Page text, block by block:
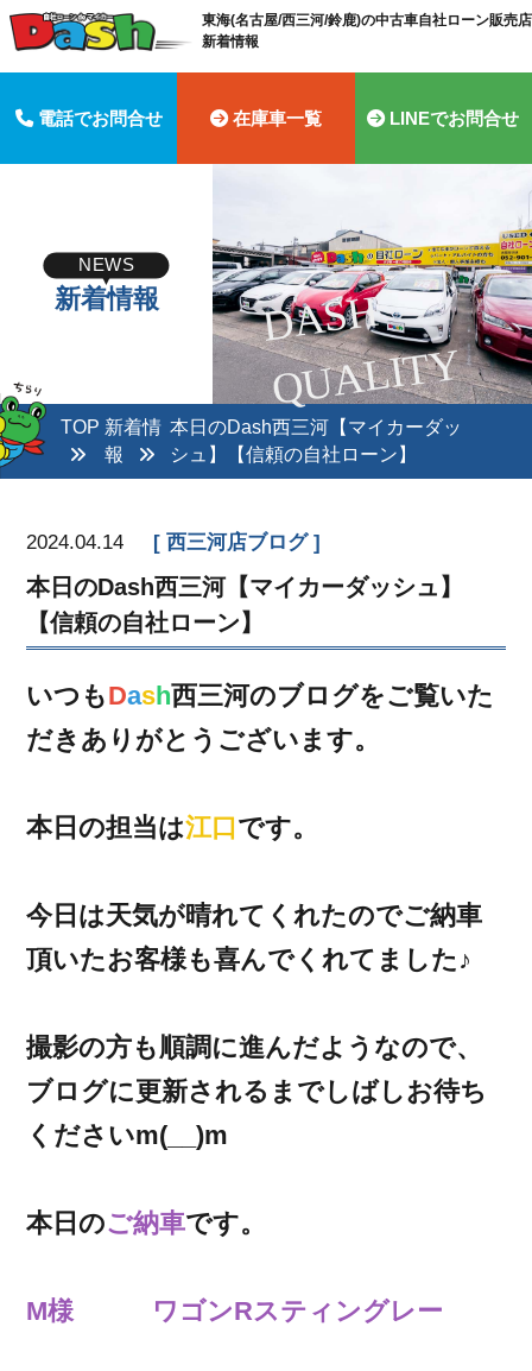
東海(名古屋/西三河/鈴鹿)の中古車自社ローン販売
新着情報
電話でお問合せ 在庫車一覧 LINEでお問合せ
D
A
S
H
Q
U
A
LI
T
Y
NEWS
新着情報
TOP 新着情
報
本日のDash西三河【マイカーダッ
シュ】【信頼の自社ローン】
2024.04.14 西三河店ブログ
本日のDash西三河【マイカーダッシュ】
【信頼の自社ローン】
いつもDash西三河のブログをご覧いた
だきありがとうございます。
本日の担当は江口です。
今日は天気が晴れてくれたのでご納車
頂いたお客様も喜んでくれてました♪
撮影の方も順調に進んだようなので、
ブログに更新されるまでしばしお待ち
くださいm(__)m
本日のご納車です。
M様 ワゴンRスティングレー